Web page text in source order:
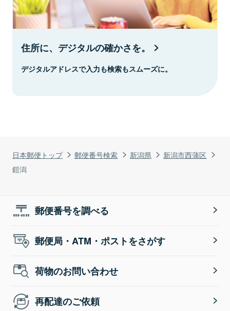
日本郵便トップ 郵便番号検索 新潟県
新潟市西蒲区
鎧潟
住所に、デジタルの確かさを。
デジタルアドレスで入力も検索もスムーズに。
郵便番号を調べる
郵便局・ATM・ポストをさがす
荷物のお問い合わせ
再配達のご依頼